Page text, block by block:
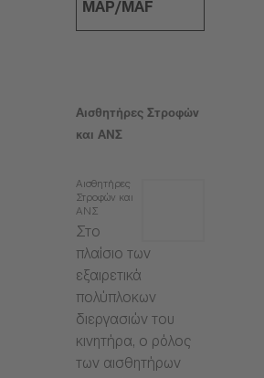
MAP/MAF
Αισθητήρες Στροφών
και ΑΝΣ
Αισθητήρες
Στροφών και
ΑΝΣ
Στο
πλαίσιο των
εξαιρετικά
πολύπλοκων
διεργασιών του
κινητήρα, ο ρόλος
των αισθητήρων